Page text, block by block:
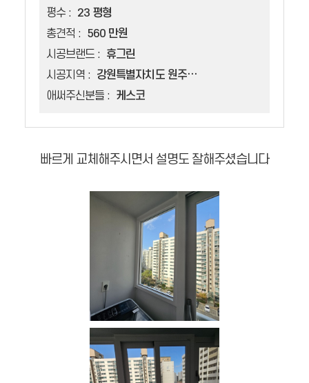
평수 :
23 평형
총견적 :
560 만원
시공브랜드 :
휴그린
시공지역 :
강원특별자치도 원주시 태장동
애써주신분들 :
케스코
빠르게 교체해주시면서 설명도 잘해주셨습니다